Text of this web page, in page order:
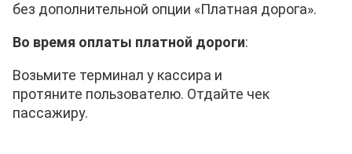
без дополнительной опции «Платная дорога».
Во время оплаты платной дороги:
Возьмите терминал у кассира и
протяните пользователю. Отдайте чек
пассажиру.